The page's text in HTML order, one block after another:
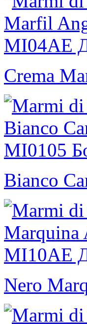
Crema
Bianco
Nero